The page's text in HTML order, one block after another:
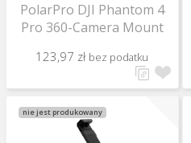
PolarPro DJI Phantom 4
Pro 360-Camera Mount
123,97 zł bez podatku
nie jest produkowany